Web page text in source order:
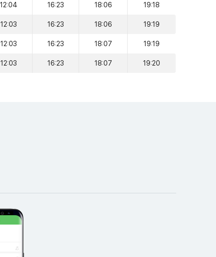
12:04 16:23 18:06 19:18
12:03 16:23 18:06 19:19
12:03 16:23 18:07 19:19
12:03 16:23 18:07 19:20